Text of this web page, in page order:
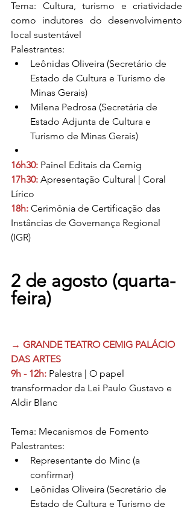
Tema: Cultura, turismo e criatividade
como indutores do desenvolvimento
local sustentável
Palestrantes:
Leônidas Oliveira (Secretário de
Estado de Cultura e Turismo de
Minas Gerais)
Milena Pedrosa (Secretária de
Estado Adjunta de Cultura e
Turismo de Minas Gerais)
16h30: Painel Editais da Cemig
17h30: Apresentação Cultural | Coral
Lírico
18h: Cerimônia de Certificação das
Instâncias de Governança Regional
(IGR)
2 de agosto (quarta-
feira)
→ GRANDE TEATRO CEMIG PALÁCIO
DAS ARTES
9h - 12h: Palestra | O papel
transformador da Lei Paulo Gustavo e
Aldir Blanc
Tema: Mecanismos de Fomento
Palestrantes:
Representante do Minc (a
confirmar)
Leônidas Oliveira (Secretário de
Estado de Cultura e Turismo de